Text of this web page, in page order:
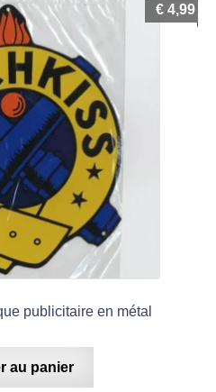
publicitaire en métal
€ 4,99
au panier